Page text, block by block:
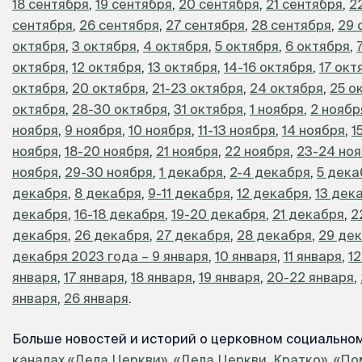
18 сентября, 19 сентября, 20 сентября, 21 сентября,
сентября, 26 сентября, 27 сентября, 28 сентября, 29
октября, 3 октября, 4 октября, 5 октября, 6 октября,
октября, 12 октября, 13 октября, 14-16 октября, 17
октября, 20 октября, 21-23 октября, 24 октября, 25
октября, 28-30 октября, 31 октября, 1 ноября, 2
ноября, 9 ноября, 10 ноября, 11-13 ноября, 14 ноября,
ноября, 18-20 ноября, 21 ноября, 22 ноября, 23-24
ноября, 29-30 ноября, 1 декабря, 2-4 декабря, 5
декабря, 8 декабря, 9-11 декабря, 12 декабря, 13
декабря, 16-18 декабря, 19-20 декабря, 21 декабря,
декабря, 26 декабря, 27 декабря, 28 декабря, 29
декабря 2023 года – 9 января, 10 января, 11 января,
января, 17 января, 18 января, 19 января, 20-22 января,
января, 26 января.
Больше новостей и историй о церковном